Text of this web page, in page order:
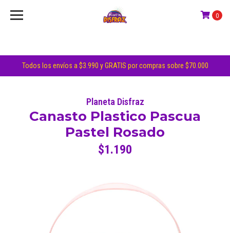
Todos los envíos a $3.990 y GRATIS por compras sobre $70.000
0
Planeta Disfraz
Canasto Plastico Pascua
Pastel Rosado
$1.190